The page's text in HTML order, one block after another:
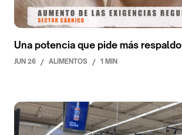
Una potencia que pide más respaldo
JUN 26 / ALIMENTOS / 1 MIN